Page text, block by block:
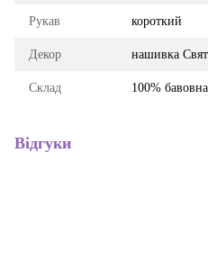
Рукав короткий
Декор нашивка
Склад 100% бавовна
Відгуки